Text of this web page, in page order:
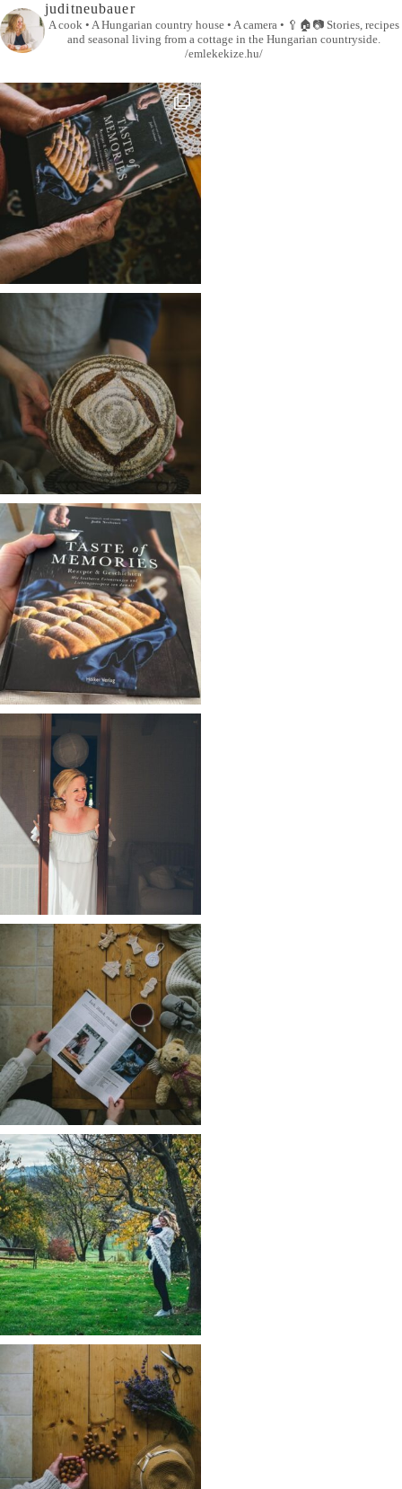
juditneubauer
A cook • A Hungarian country house • A camera • 🥄🏠📷Stories, recipes
and seasonal living from a cottage in the Hungarian countryside.
/emlekekize.hu/